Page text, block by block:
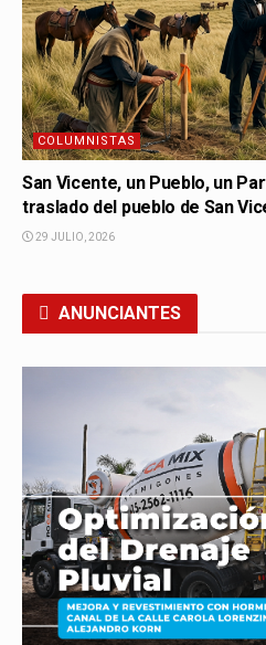
COLUMNISTAS
San Vicente, un Pueblo, un
traslado del pueblo de San
29 JULIO, 2026
ANUNCIANTES